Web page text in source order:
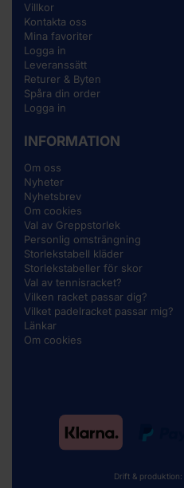
Villkor
Kontakta oss
Mina favoriter
Logga in
Leveranssätt
Returer & Byten
Spåra din order
Logga in
INFORMATION
Om oss
Nyheter
Nyhetsbrev
Om cookies
Val av Greppstorlek
Personlig omsträngning
Storlekstabell kläder
Storlekstabeller för skor
Val av tennisracket?
Vilken racket passar dig?
Vilket padelracket passar mig?
Länkar
Om cookies
Drift & produktion: